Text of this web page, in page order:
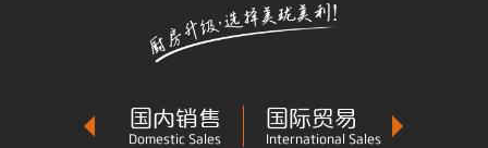
国内销售
Domestic Sales
国际贸易
International Sales